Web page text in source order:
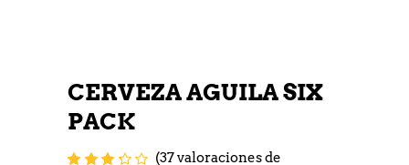
CERVEZA AGUILA SIX
PACK
Valorado
21
(37valoraciones de